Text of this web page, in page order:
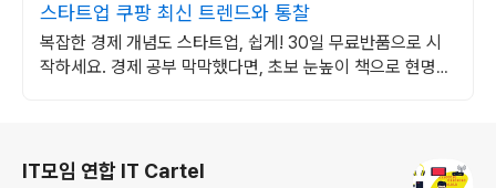
스타트업 쿠팡 최신 트렌드와 통찰
복잡한 경제 개념도 스타트업, 쉽게! 30일 무료반품으로 시
작하세요. 경제 공부 막막했다면, 초보 눈높이 책으로 현명한
IT모임 연합 IT Cartel